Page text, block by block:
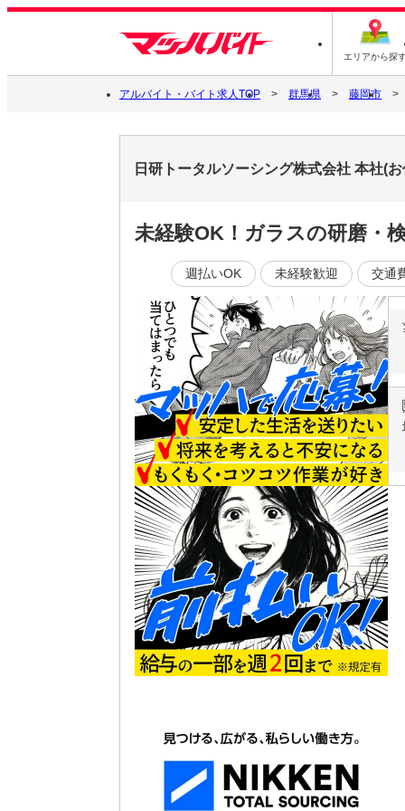
エリアから探
アルバイト・バイト求人TOP 群馬県 藤岡市
日研トータルソーシング株式会社 本社(
未経験OK！ガラスの研磨・
週払いOK 未経験歓迎 交通